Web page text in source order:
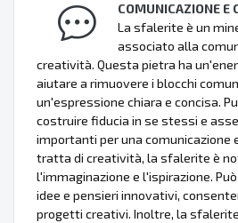
COMUNICAZIONE E
La sfalerite è un
associato alla
creatività. Questa pietra ha
aiutare a rimuovere i blocchi
un'espressione chiara e concisa.
costruire fiducia in se stessi e
importanti per una comunicazione
tratta di creatività, la sfalerite è
l'immaginazione e l'ispirazione.
idee e pensieri innovativi,
progetti creativi. Inoltre, la